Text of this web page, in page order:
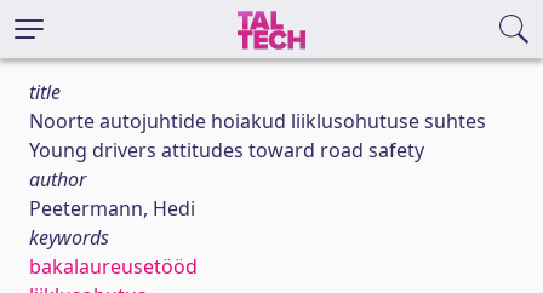
title
Noorte autojuhtide hoiakud liiklusohutuse suhtes
Young drivers attitudes toward road safety
author
Peetermann, Hedi
keywords
bakalaureusetööd